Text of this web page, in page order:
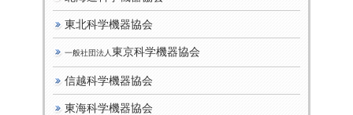
東北科学機器協会
一般社団法人 東京科学機器協会
信越科学機器協会
東海科学機器協会